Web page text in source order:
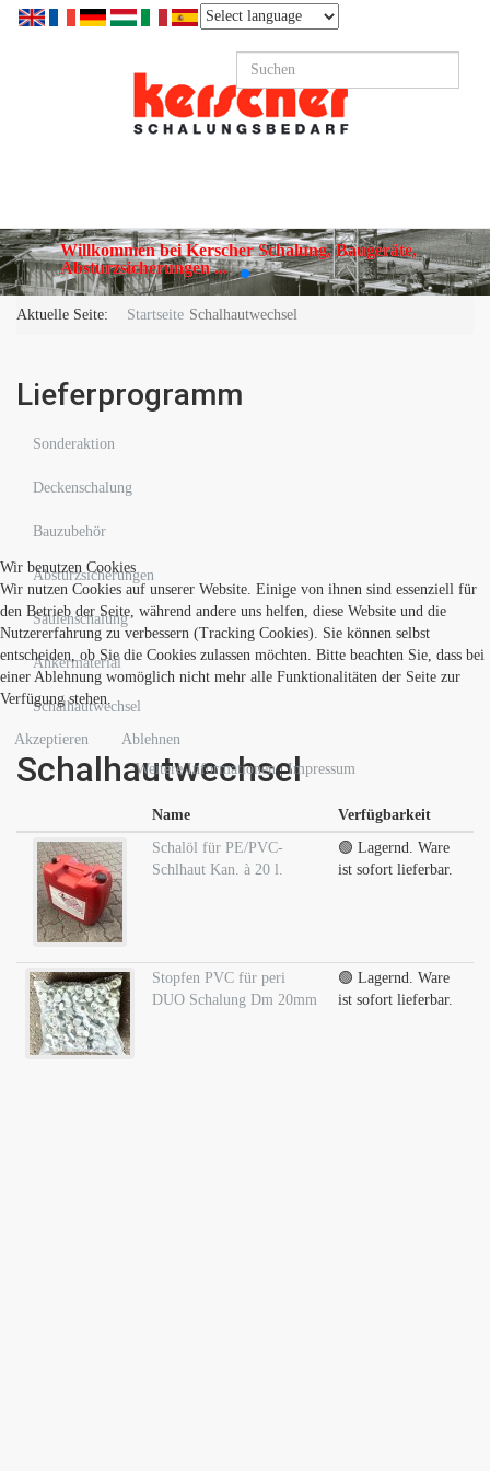
Willkommen bei Kerscher Schalung, Baugeräte,
Absturzsicherungen ...
Aktuelle Seite: Startseite Schalhautwechsel
Lieferprogramm
Sonderaktion
Deckenschalung
Bauzubehör
Absturzsicherungen
Säulenschalung
Ankermaterial
Schalhautwechsel
Schalhautwechsel
Name
Verfügbarkeit
Schalöl für PE/PVC-
Schlhaut Kan. à 20 l.
🟢 Lagernd. Ware
ist sofort lieferbar.
Stopfen PVC für peri
DUO Schalung Dm 20mm
🟢 Lagernd. Ware
ist sofort lieferbar.
Wir benutzen Cookies
Wir nutzen Cookies auf unserer Website. Einige von ihnen sind essenziell für
den Betrieb der Seite, während andere uns helfen, diese Website und die
Nutzererfahrung zu verbessern (Tracking Cookies). Sie können selbst
entscheiden, ob Sie die Cookies zulassen möchten. Bitte beachten Sie, dass bei
einer Ablehnung womöglich nicht mehr alle Funktionalitäten der Seite zur
Verfügung stehen.
Akzeptieren
Ablehnen
Weitere Informationen|Impressum